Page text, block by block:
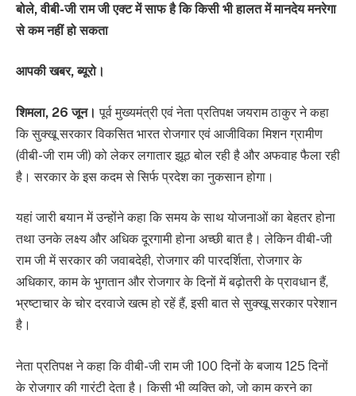
बोले, वीबी-जी राम जी एक्ट में साफ है कि किसी भी हालत में मानदेय मनरेगा
से कम नहीं हो सकता
आपकी खबर, ब्यूरो।
शिमला, 26 जून। पूर्व मुख्यमंत्री एवं नेता प्रतिपक्ष जयराम ठाकुर ने कहा
कि सुक्खू सरकार विकसित भारत रोजगार एवं आजीविका मिशन ग्रामीण
(वीबी-जी राम जी) को लेकर लगातार झूठ बोल रही है और अफवाह फैला रही
है। सरकार के इस कदम से सिर्फ प्रदेश का नुकसान होगा।
यहां जारी बयान में उन्होंने कहा कि समय के साथ योजनाओं का बेहतर होना
तथा उनके लक्ष्य और अधिक दूरगामी होना अच्छी बात है। लेकिन वीबी-जी
राम जी में सरकार की जवाबदेही, रोजगार की पारदर्शिता, रोजगार के
अधिकार, काम के भुगतान और रोजगार के दिनों में बढ़ोतरी के प्रावधान हैं,
भ्रष्टाचार के चोर दरवाजे खत्म हो रहें हैं, इसी बात से सुक्खू सरकार परेशान
है।
नेता प्रतिपक्ष ने कहा कि वीबी-जी राम जी 100 दिनों के बजाय 125 दिनों
के रोजगार की गारंटी देता है। किसी भी व्यक्ति को, जो काम करने का